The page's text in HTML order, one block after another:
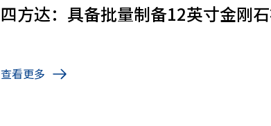
四方达：具备批量制备12英寸金刚
查看更多